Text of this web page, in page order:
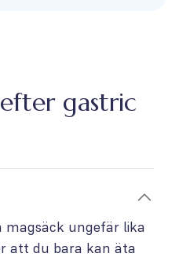
gastric
magsäck ungefär lika
att du bara kan äta